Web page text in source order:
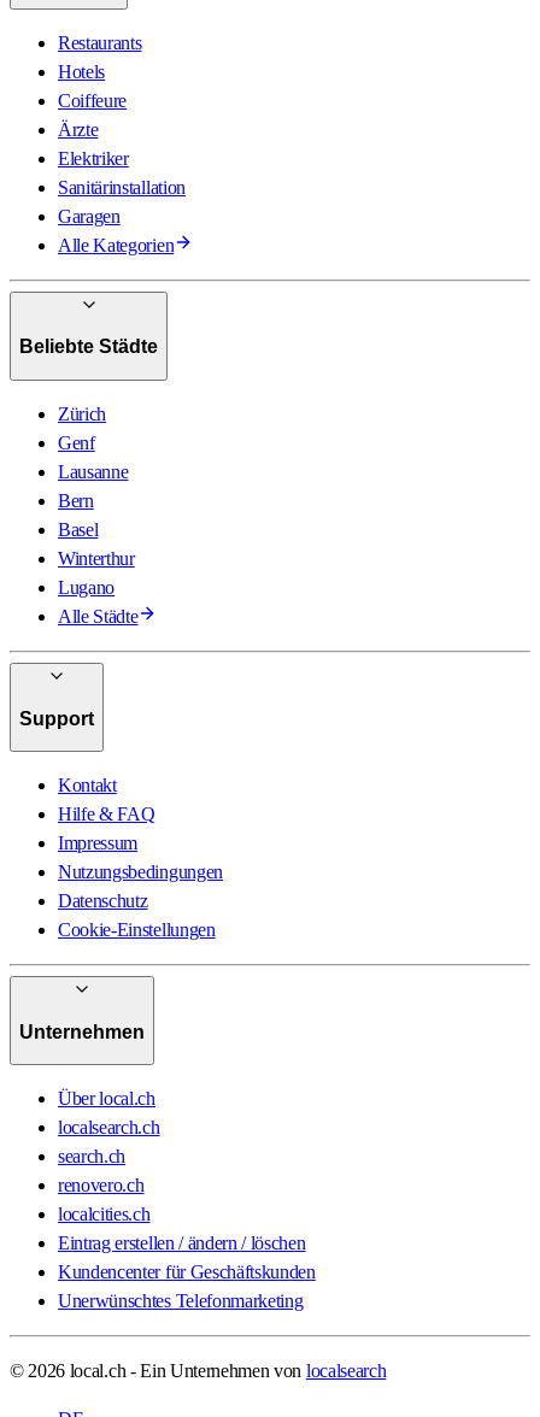
Restaurants
Hotels
Coiffeure
Ärzte
Elektriker
Sanitärinstallation
Garagen
Alle Kategorien
Beliebte Städte
Zürich
Genf
Lausanne
Bern
Basel
Winterthur
Lugano
Alle Städte
Support
Kontakt
Hilfe & FAQ
Impressum
Nutzungsbedingungen
Datenschutz
Cookie-Einstellungen
Unternehmen
Über local.ch
localsearch.ch
search.ch
renovero.ch
localcities.ch
Eintrag erstellen / ändern / löschen
Kundencenter für Geschäftskunden
Unerwünschtes Telefonmarketing
© 2026 local.ch - Ein Unternehmen von localsearch